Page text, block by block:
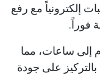
إلكترونياً مع رفع
فوراً.
إلى ساعات، مما
على جودة